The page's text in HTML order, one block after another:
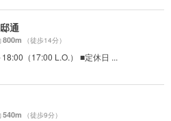
通
800m （徒歩14分）
（17:00 L.O.） ■定休日 ...
540m （徒歩9分）